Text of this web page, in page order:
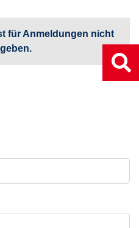
für Anmeldungen nicht